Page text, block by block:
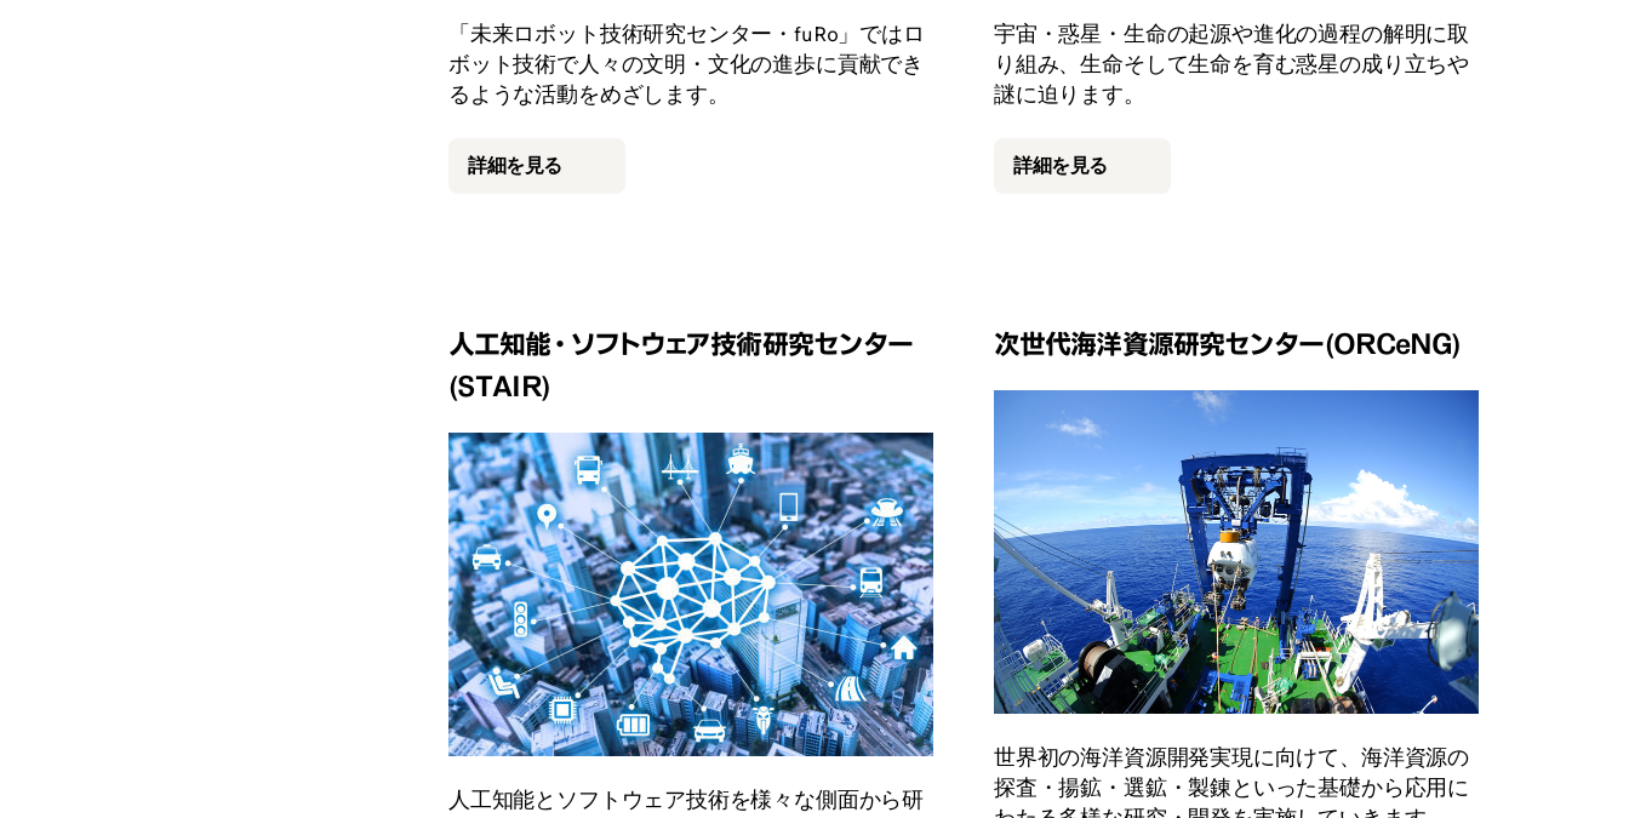
「未来ロボット技術研究センター・fuRo」ではロ
ボット技術で人々の文明・文化の進歩に貢献でき
るような活動をめざします。
詳細を見る
宇宙・惑星・生命の起源や進化の過程の解明に取
り組み、生命そして生命を育む惑星の成り立ちや
謎に迫ります。
詳細を見る
人工知能・ソフトウェア技術研究センター
(STAIR)
人工知能とソフトウェア技術を様々な側面から研
次世代海洋資源研究センター(ORCeNG)
世界初の海洋資源開発実現に向けて、海洋資源の
探査・揚鉱・選鉱・製錬といった基礎から応用に